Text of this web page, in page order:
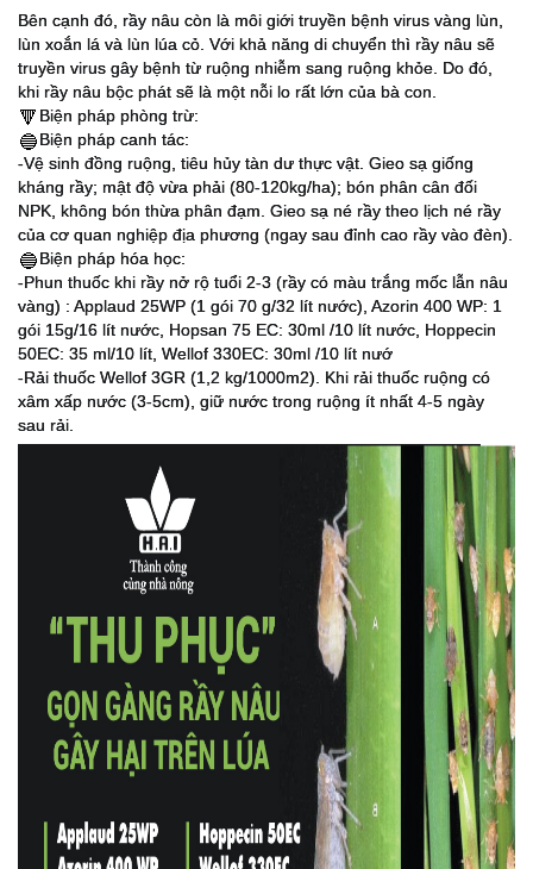
Bên cạnh đó, rầy nâu còn là môi giới truyền bệnh virus vàng lùn,
lùn xoắn lá và lùn lúa cỏ. Với khả năng di chuyển thì rầy nâu sẽ
truyền virus gây bệnh từ ruộng nhiễm sang ruộng khỏe. Do đó,
khi rầy nâu bộc phát sẽ là một nỗi lo rất lớn của bà con.
🔻 Biện pháp phòng trừ:
🔵Biện pháp canh tác:
-Vệ sinh đồng ruộng, tiêu hủy tàn dư thực vật. Gieo sạ giống
kháng rầy; mật độ vừa phải (80-120kg/ha); bón phân cân đối
NPK, không bón thừa phân đạm. Gieo sạ né rầy theo lịch né rầy
của cơ quan nghiệp địa phương (ngay sau đỉnh cao rầy vào đèn).
🔵Biện pháp hóa học:
-Phun thuốc khi rầy nở rộ tuổi 2-3 (rầy có màu trắng mốc lẫn nâu
vàng) : Applaud 25WP (1 gói 70 g/32 lít nước), Azorin 400 WP: 1
gói 15g/16 lít nước, Hopsan 75 EC: 30ml /10 lít nước, Hoppecin
50EC: 35 ml/10 lít, Wellof 330EC: 30ml /10 lít nướ
-Rải thuốc Wellof 3GR (1,2 kg/1000m2). Khi rải thuốc ruộng có
xâm xấp nước (3-5cm), giữ nước trong ruộng ít nhất 4-5 ngày
sau rải.